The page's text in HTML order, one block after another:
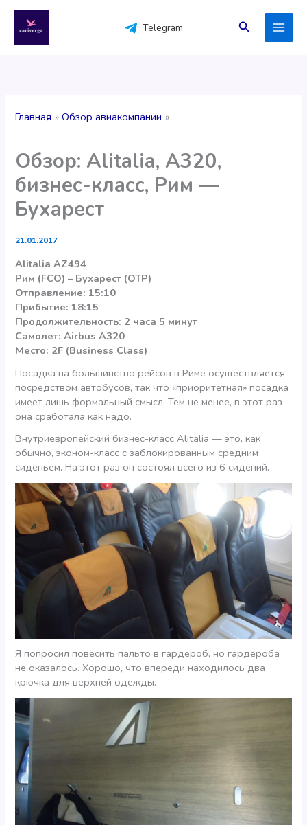
содержимому
Telegram Поиск
Главная Обзор авиакомпании
Обзор: Alitalia, A320,
бизнес-класс, Рим —
Бухарест
21.01.2017
Alitalia AZ494
Рим (FCO) – Бухарест (OTP)
Отправление: 15:10
Прибытие: 18:15
Продолжительность: 2 часа 5 минут
Самолет: Airbus A320
Место: 2F (Business Class)
Посадка на большинство рейсов в Риме осуществляется
посредством автобусов, так что «приоритетная» посадка
имеет лишь формальный смысл. Тем не менее, в этот раз
она сработала как надо.
Внутриевропейский бизнес-класс Alitalia — это, как
обычно, эконом-класс с заблокированным средним
сиденьем. На этот раз он состоял всего из 6 сидений.
Я попросил повесить пальто в гардероб, но гардероба
не оказалось. Хорошо, что впереди находилось два
крючка для верхней одежды.